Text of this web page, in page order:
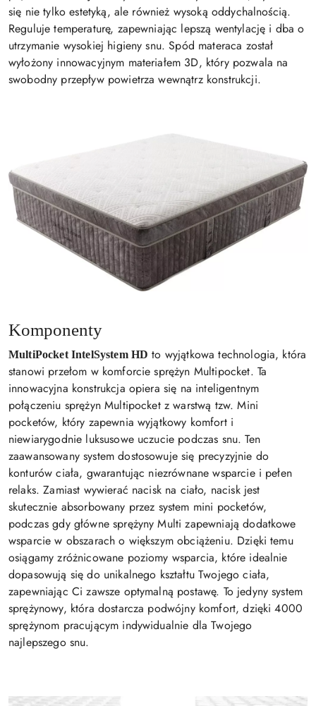
się nie tylko estetyką, ale również wysoką oddychalnością.
Reguluje temperaturę, zapewniając lepszą wentylację i dba o
utrzymanie wysokiej higieny snu. Spód materaca został
wyłożony innowacyjnym materiałem 3D, który pozwala na
swobodny przepływ powietrza wewnątrz konstrukcji.
Komponenty
MultiPocket IntelSystem HD to wyjątkowa technologia, która
stanowi przełom w komforcie sprężyn Multipocket. Ta
innowacyjna konstrukcja opiera się na inteligentnym
połączeniu sprężyn Multipocket z warstwą tzw. Mini
pocketów, który zapewnia wyjątkowy komfort i
niewiarygodnie luksusowe uczucie podczas snu. Ten
zaawansowany system dostosowuje się precyzyjnie do
konturów ciała, gwarantując niezrównane wsparcie i pełen
relaks. Zamiast wywierać nacisk na ciało, nacisk jest
skutecznie absorbowany przez system mini pocketów,
podczas gdy główne sprężyny Multi zapewniają dodatkowe
wsparcie w obszarach o większym obciążeniu. Dzięki temu
osiągamy zróżnicowane poziomy wsparcia, które idealnie
dopasowują się do unikalnego kształtu Twojego ciała,
zapewniając Ci zawsze optymalną postawę. To jedyny system
sprężynowy, która dostarcza podwójny komfort, dzięki 4000
sprężynom pracującym indywidualnie dla Twojego
najlepszego snu.